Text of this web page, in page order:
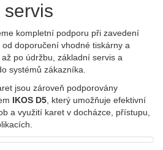
servis
kompletní podporu při zavedení
doporučení vhodné tiskárny a
po údržbu, základní servis a
systémů zákazníka.
jsou zároveň podporovány
IKOS D5 , který umožňuje efektivní
a využití karet v docházce, přístupu,